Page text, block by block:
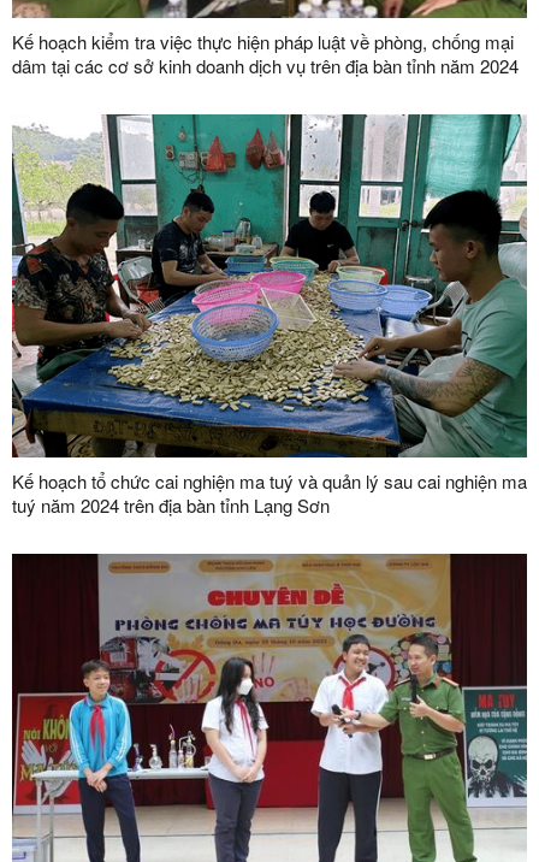
Kế hoạch kiểm tra việc thực hiện pháp luật về phòng, chống mại
dâm tại các cơ sở kinh doanh dịch vụ trên địa bàn tỉnh năm 2024
Kế hoạch tổ chức cai nghiện ma tuý và quản lý sau cai nghiện ma
tuý năm 2024 trên địa bàn tỉnh Lạng Sơn